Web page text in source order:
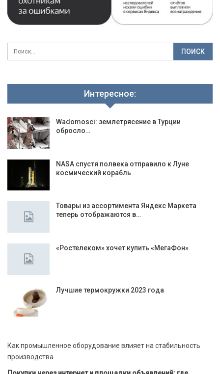
Интересное:
Wadomosci: землетрясение в Турции
обросло…
NASA спустя полвека отправило к Луне
космический корабль
Товары из ассортимента Яндекс Маркета
теперь отображаются в…
«Ростелеком» хочет купить «МегаФон»
Лучшие термокружки 2023 года
Как промышленное оборудование влияет на стабильность
производства